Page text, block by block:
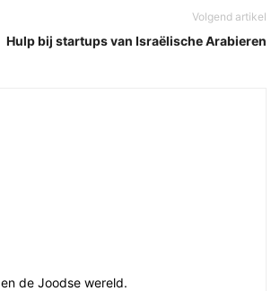
Volgend artikel
Hulp bij startups van Israëlische Arabieren
de Joodse wereld.